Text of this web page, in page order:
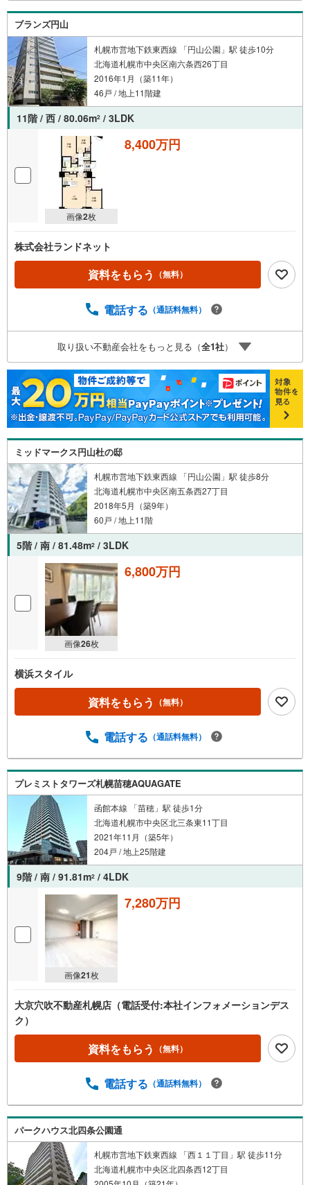
ブランズ円山
札幌市営地下鉄東西線 「円山公園」駅 徒歩10分
北海道札幌市中央区南六条西26丁目
2016年1月（築11年）
46戸 / 地上11階建
11階 / 西 / 80.06m2 / 3LDK
画像2枚
8,400万円
株式会社ランドネット
資料をもらう （無料）
電話する （通話料無料）
取り扱い不動産会社をもっと見る（全1社）
ミッドマークス円山杜の邸
札幌市営地下鉄東西線 「円山公園」駅 徒歩8分
北海道札幌市中央区南五条西27丁目
2018年5月（築9年）
60戸 / 地上11階
5階 / 南 / 81.48m2 / 3LDK
画像26枚
6,800万円
横浜スタイル
資料をもらう （無料）
電話する （通話料無料）
プレミストタワーズ札幌苗穂AQUAGATE
函館本線 「苗穂」駅 徒歩1分
北海道札幌市中央区北三条東11丁目
2021年11月（築5年）
204戸 / 地上25階建
9階 / 南 / 91.81m2 / 4LDK
画像21枚
7,280万円
大京穴吹不動産札幌店（電話受付:本社インフォメーションデス
ク）
資料をもらう （無料）
電話する （通話料無料）
パークハウス北四条公園通
札幌市営地下鉄東西線 「西１１丁目」駅 徒歩11分
北海道札幌市中央区北四条西12丁目